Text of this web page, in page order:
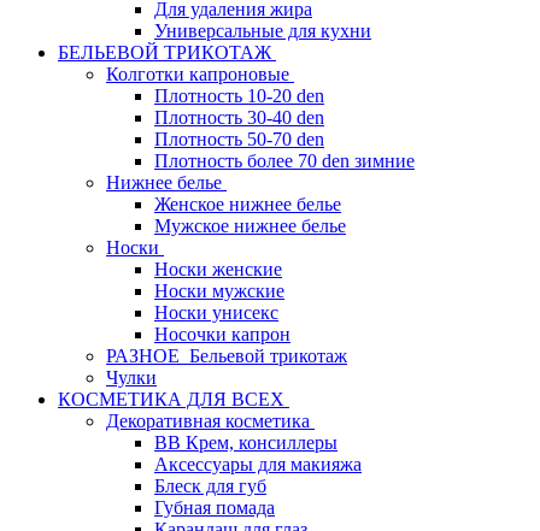
Для удаления жира
Универсальные для кухни
БЕЛЬЕВОЙ ТРИКОТАЖ
Колготки капроновые
Плотность 10-20 den
Плотность 30-40 den
Плотность 50-70 den
Плотность более 70 den зимние
Нижнее белье
Женское нижнее белье
Мужское нижнее белье
Носки
Носки женские
Носки мужские
Носки унисекс
Носочки капрон
РАЗНОЕ_Бельевой трикотаж
Чулки
КОСМЕТИКА ДЛЯ ВСЕХ
Декоративная косметика
BB Крем, консиллеры
Аксессуары для макияжа
Блеск для губ
Губная помада